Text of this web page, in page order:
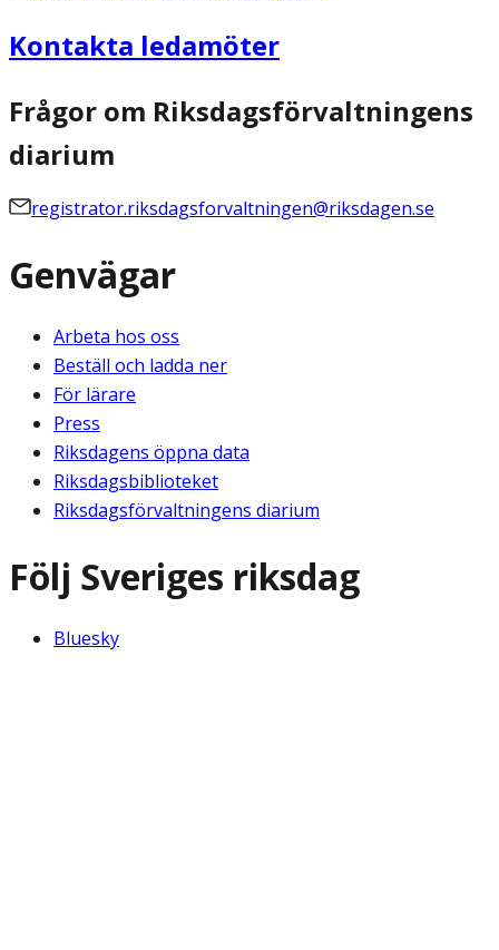
Kontakta ledamöter
Frågor om Riksdagsförvaltningens
diarium
registrator.riksdagsforvaltningen@riksdagen.se
Genvägar
Arbeta hos oss
Beställ och ladda ner
För lärare
Press
Riksdagens öppna data
Riksdagsbiblioteket
Riksdagsförvaltningens diarium
Följ Sveriges riksdag
Bluesky